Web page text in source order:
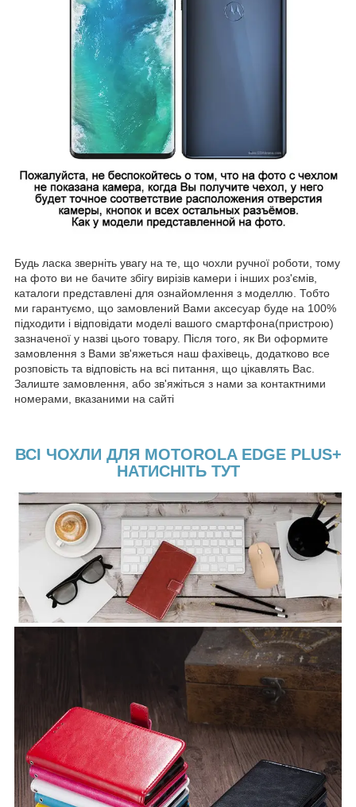
Будь ласка зверніть увагу на те, що чохли ручної роботи, тому
на фото ви не бачите збігу вирізів камери і інших роз'ємів,
каталоги представлені для ознайомлення з моделлю. Тобто
ми гарантуємо, що замовлений Вами аксесуар буде на 100%
підходити і відповідати моделі вашого смартфона(пристрою)
зазначеної у назві цього товару. Після того, як Ви оформите
замовлення з Вами зв'яжеться наш фахівець, додатково все
розповість та відповість на всі питання, що цікавлять Вас.
Залиште замовлення, або зв'яжіться з нами за контактними
номерами, вказаними на сайті
ВСІ ЧОХЛИ ДЛЯ MOTOROLA EDGE PLUS+
НАТИСНІТЬ ТУТ